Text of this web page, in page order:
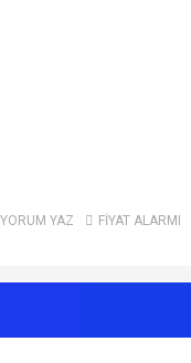
YORUM YAZ FİYAT ALARMI